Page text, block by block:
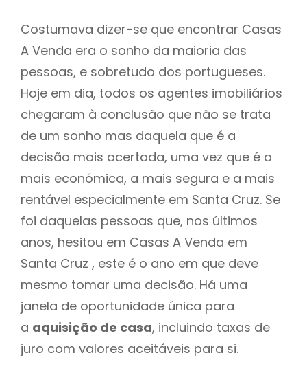
Costumava dizer-se que encontrar Casas
A Venda era o sonho da maioria das
pessoas, e sobretudo dos portugueses.
Hoje em dia, todos os agentes imobiliários
chegaram à conclusão que não se trata
de um sonho mas daquela que é a
decisão mais acertada, uma vez que é a
mais económica, a mais segura e a mais
rentável especialmente em Santa Cruz. Se
foi daquelas pessoas que, nos últimos
anos, hesitou em Casas A Venda em
Santa Cruz , este é o ano em que deve
mesmo tomar uma decisão. Há uma
janela de oportunidade única para
a aquisição de casa, incluindo taxas de
juro com valores aceitáveis para si.